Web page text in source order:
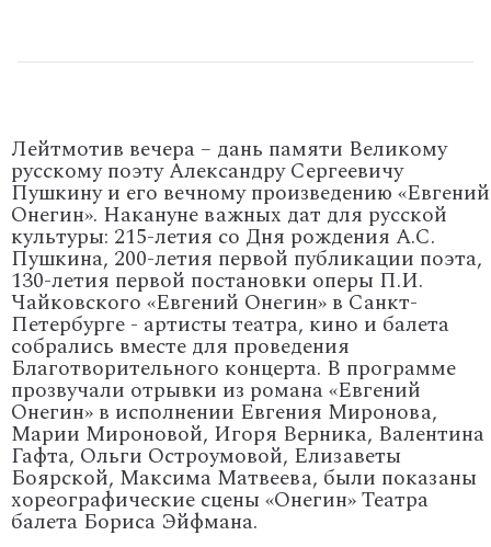
Лейтмотив вечера – дань памяти Великому
русскому поэту Александру Сергеевичу
Пушкину и его вечному произведению «Евгений
Онегин». Накануне важных дат для русской
культуры: 215-летия со Дня рождения А.С.
Пушкина, 200-летия первой публикации поэта,
130-летия первой постановки оперы П.И.
Чайковского «Евгений Онегин» в Санкт-
Петербурге - артисты театра, кино и балета
собрались вместе для проведения
Благотворительного концерта. В программе
прозвучали отрывки из романа «Евгений
Онегин» в исполнении Евгения Миронова,
Марии Мироновой, Игоря Верника, Валентина
Гафта, Ольги Остроумовой, Елизаветы
Боярской, Максима Матвеева, были показаны
хореографические сцены «Онегин» Театра
балета Бориса Эйфмана.